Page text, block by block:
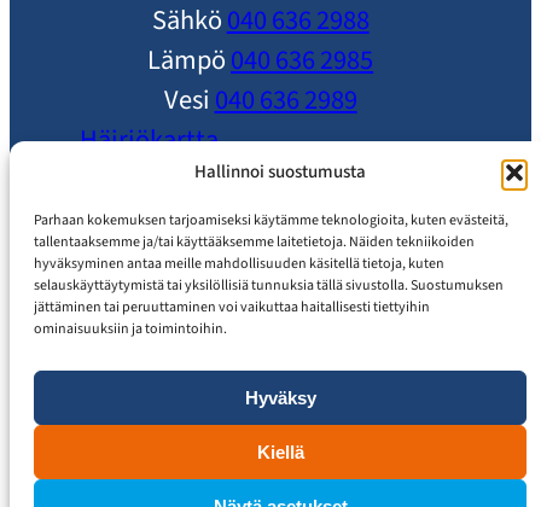
Hallinnoi suostumusta
Parhaan kokemuksen tarjoamiseksi käytämme teknologioita, kuten evästeitä,
tallentaaksemme ja/tai käyttääksemme laitetietoja. Näiden tekniikoiden
hyväksyminen antaa meille mahdollisuuden käsitellä tietoja, kuten
selauskäyttäytymistä tai yksilöllisiä tunnuksia tällä sivustolla. Suostumuksen
jättäminen tai peruuttaminen voi vaikuttaa haitallisesti tiettyihin
ominaisuuksiin ja toimintoihin.
Hyväksy
Kiellä
Sähkö040 636 2988
Lämpö040 636 2985
Vesi040 636 2989
Häiriökartta
Ole yhteydessä
Ajankohtaista
Usein Kysytyt Kysymykset
Asiakaspalvelu
Tietosuojaseloste
Saavutettavuusseloste